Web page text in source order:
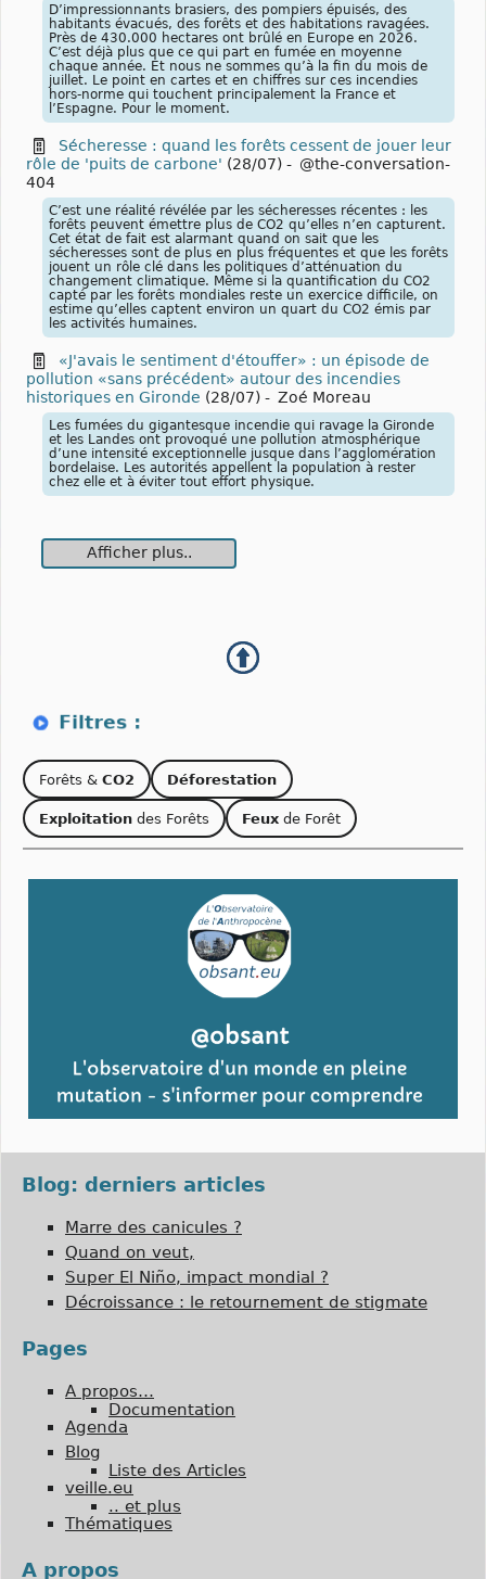
D’impressionnants brasiers, des pompiers épuisés, des
habitants évacués, des forêts et des habitations ravagées.
Près de 430.000 hectares ont brûlé en Europe en 2026.
C’est déjà plus que ce qui part en fumée en moyenne
chaque année. Et nous ne sommes qu’à la fin du mois de
juillet. Le point en cartes et en chiffres sur ces incendies
hors-norme qui touchent principalement la France et
l’Espagne. Pour le moment.
Sécheresse : quand les forêts cessent de jouer leur
rôle de 'puits de carbone' (28/07) - @the-conversation-
404
C’est une réalité révélée par les sécheresses récentes : les
forêts peuvent émettre plus de CO2 qu’elles n’en capturent.
Cet état de fait est alarmant quand on sait que les
sécheresses sont de plus en plus fréquentes et que les forêts
jouent un rôle clé dans les politiques d’atténuation du
changement climatique. Même si la quantification du CO2
capté par les forêts mondiales reste un exercice difficile, on
estime qu’elles captent environ un quart du CO2 émis par
les activités humaines.
«J'avais le sentiment d'étouffer» : un épisode de
pollution «sans précédent» autour des incendies
historiques en Gironde (28/07) - Zoé Moreau
Les fumées du gigantesque incendie qui ravage la Gironde
et les Landes ont provoqué une pollution atmosphérique
d’une intensité exceptionnelle jusque dans l’agglomération
bordelaise. Les autorités appellent la population à rester
chez elle et à éviter tout effort physique.
Afficher plus..
Forêts & CO2 Déforestation
Exploitation des Forêts Feux de Forêt
Blog: derniers articles
Marre des canicules ?
Quand on veut,
Super El Niño, impact mondial ?
Décroissance : le retournement de stigmate
Pages
A propos…
Documentation
Agenda
Blog
Liste des Articles
veille.eu
.. et plus
Thématiques
A propos